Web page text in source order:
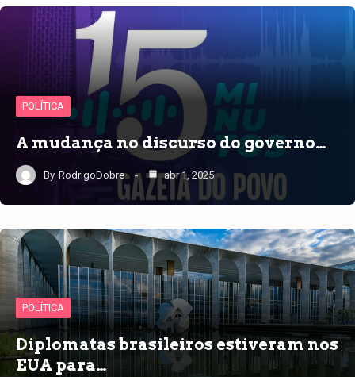
POLÍTICA
A mudança no discurso do governo…
By RodrigoDobre abr 1, 2025
POLÍTICA
Diplomatas brasileiros estiveram nos
EUA para…